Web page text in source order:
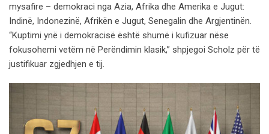
mysafire – demokraci nga Azia, Afrika dhe Amerika e Jugut:
Indinë, Indonezinë, Afrikën e Jugut, Senegalin dhe Argjentinën.
“Kuptimi ynë i demokracisë është shumë i kufizuar nëse
fokusohemi vetëm në Perëndimin klasik,” shpjegoi Scholz për të
justifikuar zgjedhjen e tij.